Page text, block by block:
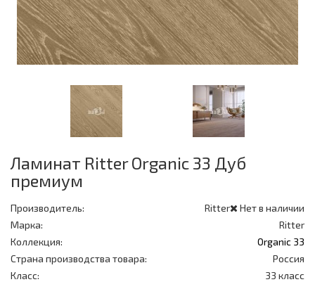
Ламинат Ritter Organic 33 Дуб
премиум
Нет в наличии
Производитель:
Ritter
Марка:
Ritter
Коллекция:
Organic 33
Страна производства товара:
Россия
Класс:
33 класс